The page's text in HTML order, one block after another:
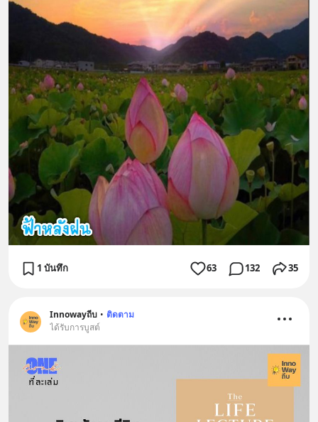
1 บันทึก 63 132 35
Innowayถีบ • ติดตาม
ได้รับการบูสต์